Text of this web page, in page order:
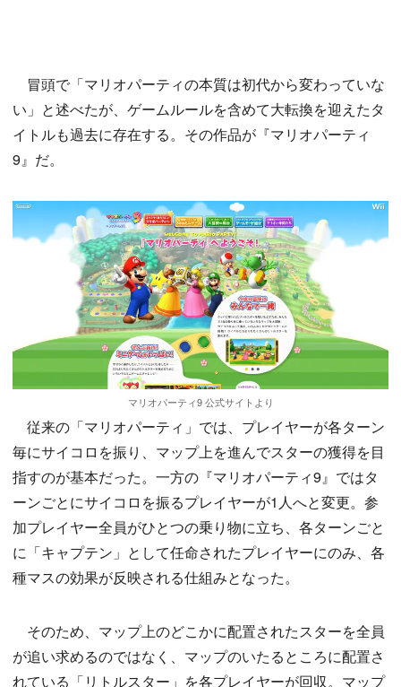
冒頭で「マリオパーティの本質は初代から変わっていな
い」と述べたが、ゲームルールを含めて大転換を迎えたタ
イトルも過去に存在する。その作品が『マリオパーティ
9』だ。
マリオパーティ9 公式サイトより
従来の「マリオパーティ」では、プレイヤーが各ターン
毎にサイコロを振り、マップ上を進んでスターの獲得を目
指すのが基本だった。一方の『マリオパーティ9』ではタ
ーンごとにサイコロを振るプレイヤーが1人へと変更。参
加プレイヤー全員がひとつの乗り物に立ち、各ターンごと
に「キャプテン」として任命されたプレイヤーにのみ、各
種マスの効果が反映される仕組みとなった。
そのため、マップ上のどこかに配置されたスターを全員
が追い求めるのではなく、マップのいたるところに配置さ
れている「リトルスター」を各プレイヤーが回収。マップ